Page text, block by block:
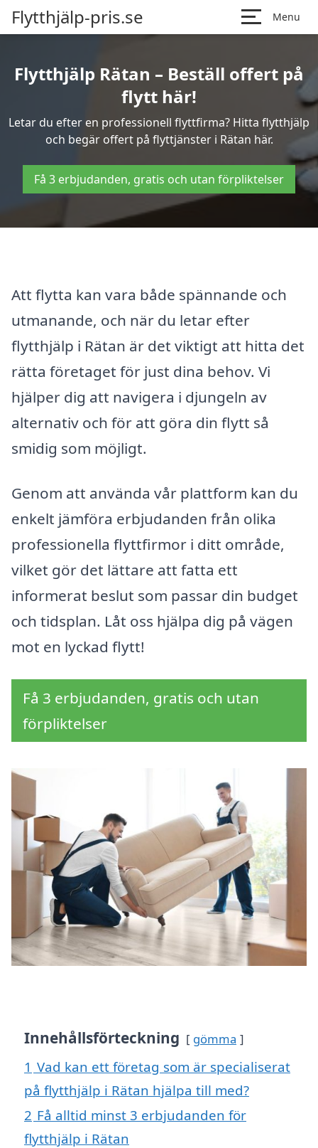
Flytthjälp-pris.se Menu
Flytthjälp Rätan – Beställ offert på
flytt här!
Letar du efter en professionell flyttfirma? Hitta flytthjälp
och begär offert på flyttjänster i Rätan här.
Få 3 erbjudanden, gratis och utan förpliktelser
Att flytta kan vara både spännande och
utmanande, och när du letar efter
flytthjälp i Rätan är det viktigt att hitta det
rätta företaget för just dina behov. Vi
hjälper dig att navigera i djungeln av
alternativ och för att göra din flytt så
smidig som möjligt.
Genom att använda vår plattform kan du
enkelt jämföra erbjudanden från olika
professionella flyttfirmor i ditt område,
vilket gör det lättare att fatta ett
informerat beslut som passar din budget
och tidsplan. Låt oss hjälpa dig på vägen
mot en lyckad flytt!
Få 3 erbjudanden, gratis och utan
förpliktelser
Innehållsförteckning gömma
1 Vad kan ett företag som är specialiserat
på flytthjälp i Rätan hjälpa till med?
2 Få alltid minst 3 erbjudanden för
flytthjälp i Rätan